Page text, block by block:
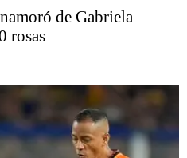
de Gabriela
rosas